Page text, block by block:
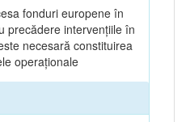
fonduri europene în
precădere intervențiile în
necesară constituirea
operaționale